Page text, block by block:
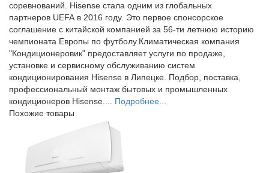
соревнований. Hisense стала одним из глобальных
партнеров UEFA в 2016 году. Это первое спонсорское
соглашение с китайской компанией за 56-ти летнюю историю
чемпионата Европы по футболу.Климатическая компания
"Кондиционеровик" предоставляет услуги по продаже,
установке и сервисному обслуживанию систем
кондиционирования Hisense в Липецке. Подбор, поставка,
профессиональный монтаж бытовых и промышленных
кондиционеров Hisense.... Подробнее...
Похожие товары